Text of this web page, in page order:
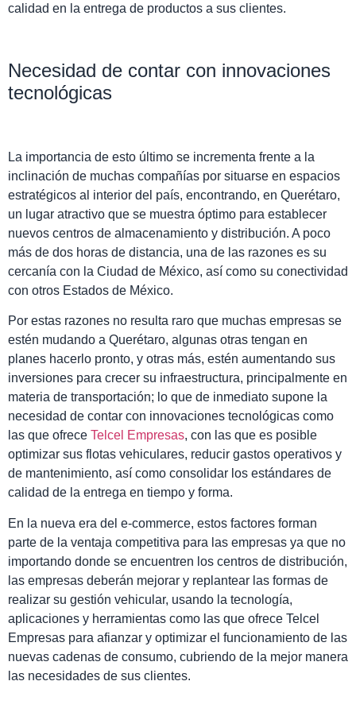
calidad en la entrega de productos a sus clientes.
Necesidad de contar con innovaciones
tecnológicas
La importancia de esto último se incrementa frente a la
inclinación de muchas compañías por situarse en espacios
estratégicos al interior del país, encontrando, en Querétaro,
un lugar atractivo que se muestra óptimo para establecer
nuevos centros de almacenamiento y distribución. A poco
más de dos horas de distancia, una de las razones es su
cercanía con la Ciudad de México, así como su conectividad
con otros Estados de México.
Por estas razones no resulta raro que muchas empresas se
estén mudando a Querétaro, algunas otras tengan en
planes hacerlo pronto, y otras más, estén aumentando sus
inversiones para crecer su infraestructura, principalmente en
materia de transportación; lo que de inmediato supone la
necesidad de contar con innovaciones tecnológicas como
las que ofrece Telcel Empresas, con las que es posible
optimizar sus flotas vehiculares, reducir gastos operativos y
de mantenimiento, así como consolidar los estándares de
calidad de la entrega en tiempo y forma.
En la nueva era del e-commerce, estos factores forman
parte de la ventaja competitiva para las empresas ya que no
importando donde se encuentren los centros de distribución,
las empresas deberán mejorar y replantear las formas de
realizar su gestión vehicular, usando la tecnología,
aplicaciones y herramientas como las que ofrece Telcel
Empresas para afianzar y optimizar el funcionamiento de las
nuevas cadenas de consumo, cubriendo de la mejor manera
las necesidades de sus clientes.